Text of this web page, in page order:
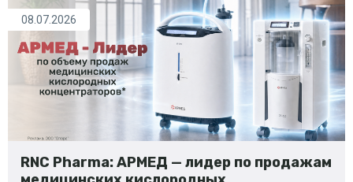
RNC Pharma: АРМЕД — лидер по продажам
08.07.2026